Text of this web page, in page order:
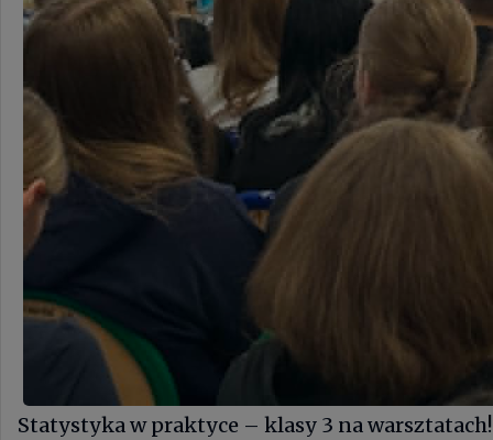
Statystyka w praktyce – klasy 3 na warsztatach!